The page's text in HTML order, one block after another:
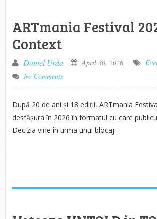
ARTmania Festival
Context
Daniel Urda April 30, 2026
No Comments
După 20 de ani și 18 ediții, ARTmania
desfășura în 2026 în formatul cu care
Decizia vine în urma unui blocaj